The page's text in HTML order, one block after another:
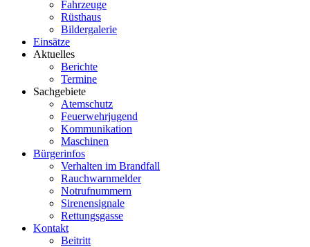
Fahrzeuge
Rüsthaus
Bildergalerie
Einsätze
Aktuelles
Berichte
Termine
Sachgebiete
Atemschutz
Feuerwehrjugend
Kommunikation
Maschinen
Bürgerinfos
Verhalten im Brandfall
Rauchwarnmelder
Notrufnummern
Sirenensignale
Rettungsgasse
Kontakt
Beitritt